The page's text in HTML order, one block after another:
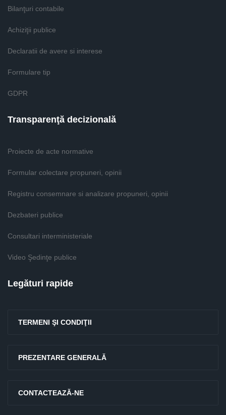
Bilanţuri contabile
Achiziţii publice
Declaratii de avere si interese
Formulare tip
GDPR
Transparenţă decizională
Proiecte de acte normative
Formular colectare propuneri, opinii
Registru consemnare si analizare propuneri, opinii
Dezbateri publice
Consultari interministeriale
Video Şedinţe publice
Legături rapide
TERMENI ŞI CONDIŢII
PREZENTARE GENERALĂ
CONTACTEAZĂ-NE